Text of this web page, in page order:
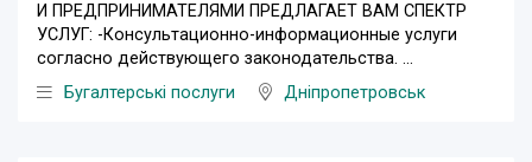
И ПРЕДПРИНИМАТЕЛЯМИ ПРЕДЛАГАЕТ ВАМ СПЕКТР
УСЛУГ: -Консультационно-информационные услуги
согласно действующего законодательства. ...
Бугалтерські послуги
Дніпропетровськ